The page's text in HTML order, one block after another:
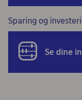
Sparing og
Se dine